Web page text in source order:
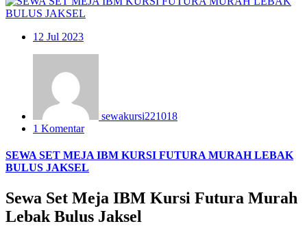
12 Jul 2023
sewakursi221018
1 Komentar
SEWA SET MEJA IBM KURSI FUTURA MURAH LEBAK
BULUS JAKSEL
Sewa Set Meja IBM Kursi Futura Murah
Lebak Bulus Jaksel